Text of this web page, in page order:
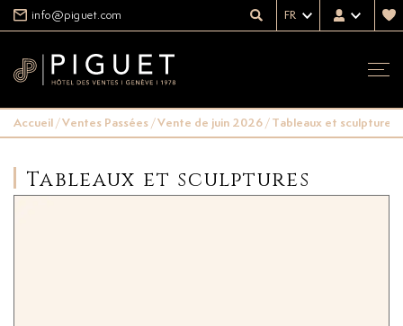
info@piguet.com FR
Accueil/Ventes Passées/Vente de juin 2026/Tableaux et sculptures
Tableaux et sculptures